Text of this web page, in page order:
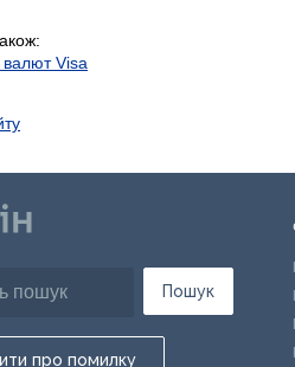
валют Visa
Пошук
про помилку